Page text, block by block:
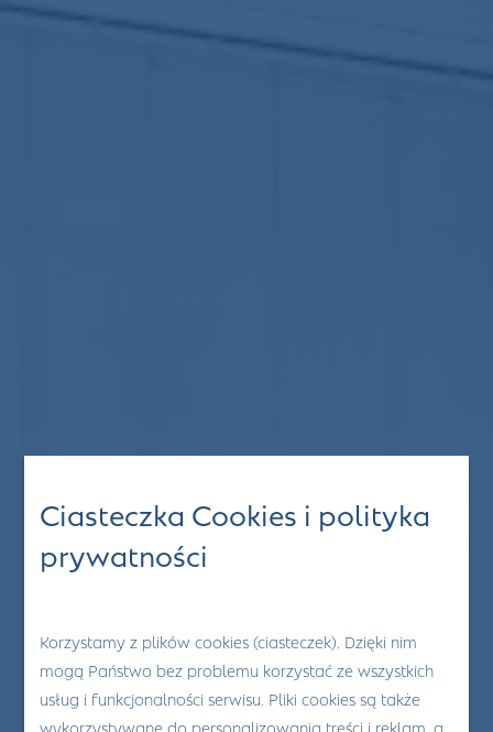
Ciasteczka Cookies i polityka
prywatności
Korzystamy z plików cookies (ciasteczek). Dzięki nim
mogą Państwo bez problemu korzystać ze wszystkich
usług i funkcjonalności serwisu. Pliki cookies są także
wykorzystywane do personalizowania treści i reklam, a